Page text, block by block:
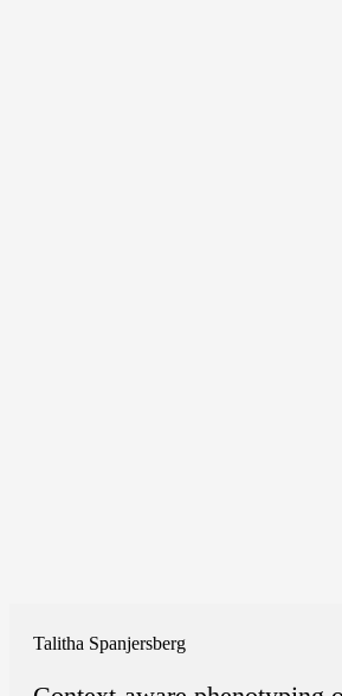
Talitha Spanjersberg